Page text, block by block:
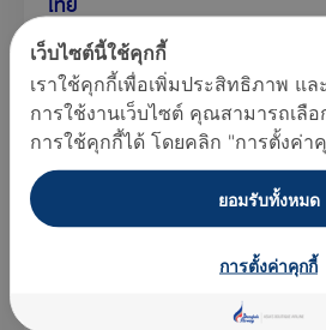
กัมพูชา
มัลดีฟส์
ลาว
สิงคโปร์
เว็บไซต์นี้ใช้คุกกี้
เราใช้คุกกี้เพื่อเพิ่มประสิทธิภาพ แ
การใช้งานเว็บไซต์ คุณสามารถเลื
การใช้คุกกี้ได้ โดยคลิก "การตั้งค่า
ยอมรับทั้งหมด
การตั้งค่าคุกกี้